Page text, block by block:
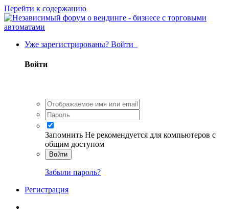
Перейти к содержанию
Уже зарегистрированы? Войти
Войти
Запомнить Не рекомендуется для компьютеров с
общим доступом
Войти
Забыли пароль?
Регистрация